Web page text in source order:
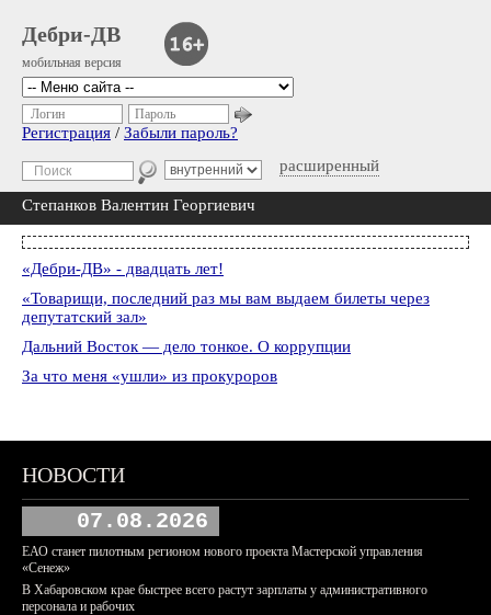
Дебри-ДВ
мобильная версия
расширенный
Логин Пароль
Регистрация / Забыли пароль?
Степанков Валентин Георгиевич
«Дебри-ДВ» - двадцать лет!
«Товарищи, последний раз мы вам выдаем билеты через
депутатский зал»
Дальний Восток — дело тонкое. О коррупции
За что меня «ушли» из прокуроров
НОВОСТИ
07.08.2026
ЕАО станет пилотным регионом нового проекта Мастерской управления
«Сенеж»
В Хабаровском крае быстрее всего растут зарплаты у административного
персонала и рабочих